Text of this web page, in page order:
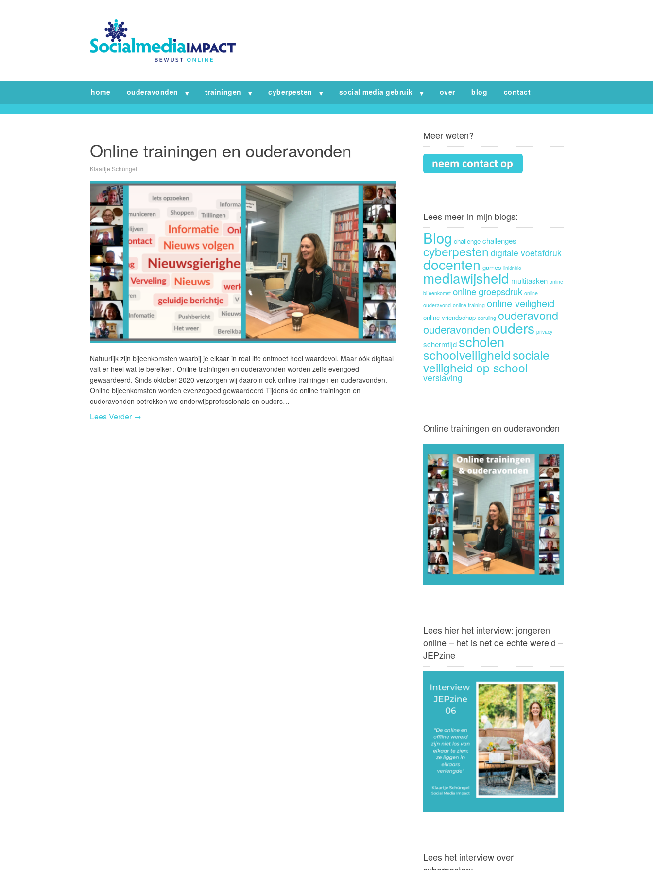
home ouderavonden trainingen cyberpesten social media gebruik over blog contact
Online trainingen en ouderavonden
Klaartje Schüngel
Natuurlijk zijn bijeenkomsten waarbij je elkaar in real life ontmoet heel waardevol. Maar óók digitaal
valt er heel wat te bereiken. Online trainingen en ouderavonden worden zelfs evengoed
gewaardeerd. Sinds oktober 2020 verzorgen wij daarom ook online trainingen en ouderavonden.
Online bijeenkomsten worden evenzogoed gewaardeerd Tijdens de online trainingen en
ouderavonden betrekken we onderwijsprofessionals en ouders…
Lees Verder →
Meer weten?
Lees meer in mijn blogs:
Blog challenge challenges
cyberpesten digitale voetafdruk
docenten games linkinbio
mediawijsheid multitasken online
bijeenkomst online groepsdruk online
ouderavond online training online veiligheid
online vriendschap opruiing ouderavond
ouderavondenouders privacy
schermtijd scholen
schoolveiligheidsociale
veiligheid op school
verslaving
Online trainingen en ouderavonden
Lees hier het interview: jongeren
online – het is net de echte wereld –
JEPzine
Lees het interview over